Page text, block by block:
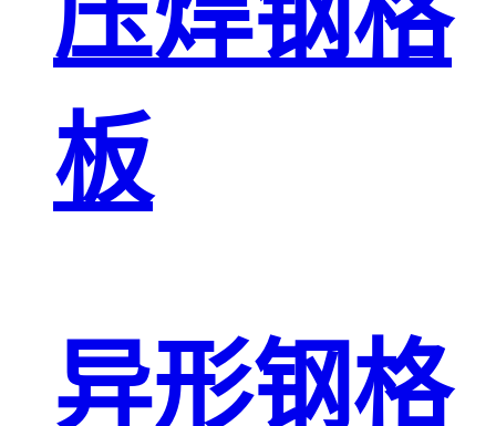
板
异形钢格